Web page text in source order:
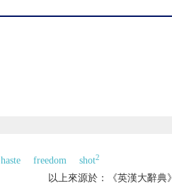
haste freedom shot2
以上來源於：《英漢大辭典》